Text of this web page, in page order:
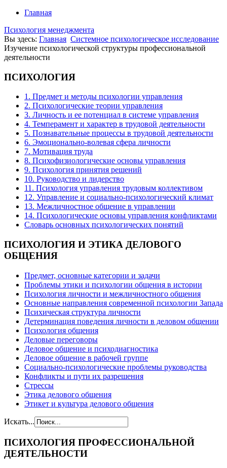
Главная
Психология менеджмента
Вы здесь: Главная Системное психологическое исследование
Изучение психологической структуры профессиональной
деятельности
ПСИХОЛОГИЯ
1. Предмет и методы психологии управления
2. Психологические теории управления
3. Личность и ее потенциал в системе управления
4. Темперамент и характер в трудовой деятельности
5. Познавательные процессы в трудовой деятельности
6. Эмоционально-волевая сфера личности
7. Мотивация труда
8. Психофизиологические основы управления
9. Психология принятия решений
10. Руководство и лидерство
11. Психология управления трудовым коллективом
12. Управление и социально-психологический климат
13. Межличностное общение в управлении
14. Психологические основы управления конфликтами
Словарь основных психологических понятий
ПСИХОЛОГИЯ И ЭТИКА ДЕЛОВОГО
ОБЩЕНИЯ
Предмет, основные категории и задачи
Проблемы этики и психологии общения в истории
Психология личности и межличностного общения
Основные направления современной психологии Запада
Психическая структура личности
Детерминация поведения личности в деловом общении
Психология общения
Деловые переговоры
Деловое общение и психодиагностика
Деловое общение в рабочей группе
Cоциально-психологические проблемы руководства
Конфликты и пути их разрешения
Стрессы
Этика делового общения
Этикет и культура делового общения
Искать...
ПСИХОЛОГИЯ ПРОФЕССИОНАЛЬНОЙ
ДЕЯТЕЛЬНОСТИ